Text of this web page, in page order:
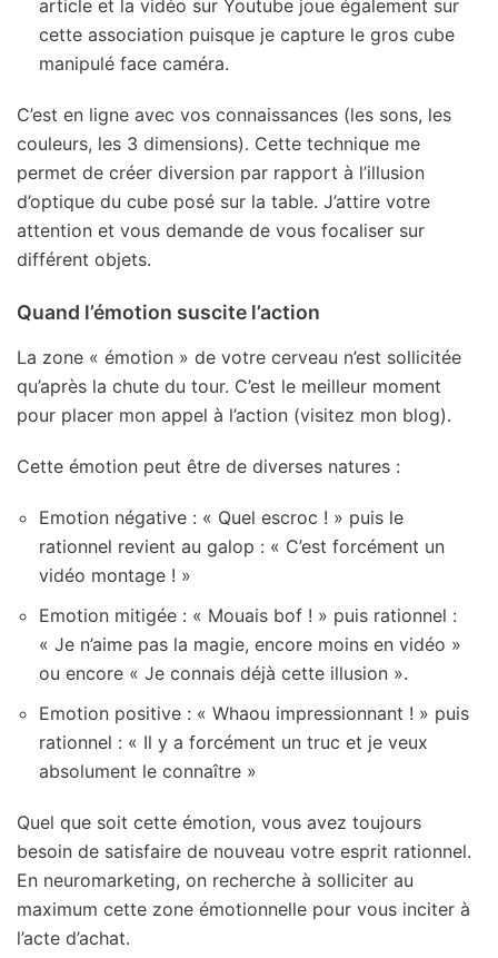
article et la vidéo sur Youtube joue également sur
cette association puisque je capture le gros cube
manipulé face caméra.
C’est en ligne avec vos connaissances (les sons, les
couleurs, les 3 dimensions). Cette technique me
permet de créer diversion par rapport à l’illusion
d’optique du cube posé sur la table. J’attire votre
attention et vous demande de vous focaliser sur
différent objets.
Quand l’émotion suscite l’action
La zone « émotion » de votre cerveau n’est sollicitée
qu’après la chute du tour. C’est le meilleur moment
pour placer mon appel à l’action (visitez mon blog).
Cette émotion peut être de diverses natures :
Emotion négative : « Quel escroc ! » puis le
rationnel revient au galop : « C’est forcément un
vidéo montage ! »
Emotion mitigée : « Mouais bof ! » puis rationnel :
« Je n’aime pas la magie, encore moins en vidéo »
ou encore « Je connais déjà cette illusion ».
Emotion positive : « Whaou impressionnant ! » puis
rationnel : « Il y a forcément un truc et je veux
absolument le connaître »
Quel que soit cette émotion, vous avez toujours
besoin de satisfaire de nouveau votre esprit rationnel.
En neuromarketing, on recherche à solliciter au
maximum cette zone émotionnelle pour vous inciter à
l’acte d’achat.